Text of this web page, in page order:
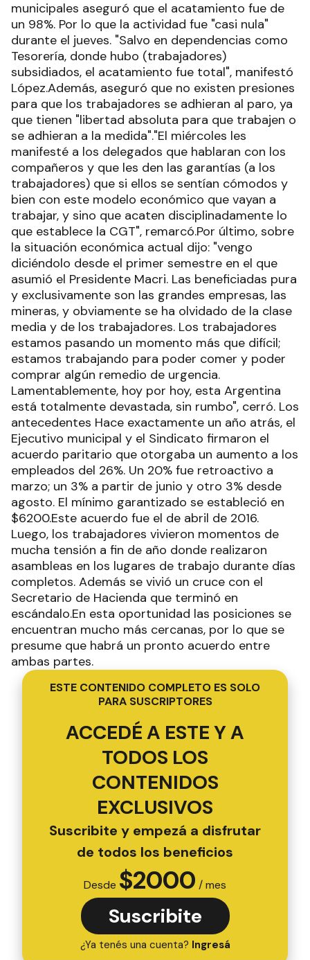
municipales aseguró que el acatamiento fue de
un 98%. Por lo que la actividad fue "casi nula"
durante el jueves. "Salvo en dependencias como
Tesorería, donde hubo (trabajadores)
subsidiados, el acatamiento fue total", manifestó
López.Además, aseguró que no existen presiones
para que los trabajadores se adhieran al paro, ya
que tienen "libertad absoluta para que trabajen o
se adhieran a la medida"."El miércoles les
manifesté a los delegados que hablaran con los
compañeros y que les den las garantías (a los
trabajadores) que si ellos se sentían cómodos y
bien con este modelo económico que vayan a
trabajar, y sino que acaten disciplinadamente lo
que establece la CGT", remarcó.Por último, sobre
la situación económica actual dijo: "vengo
diciéndolo desde el primer semestre en el que
asumió el Presidente Macri. Las beneficiadas pura
y exclusivamente son las grandes empresas, las
mineras, y obviamente se ha olvidado de la clase
media y de los trabajadores. Los trabajadores
estamos pasando un momento más que difícil;
estamos trabajando para poder comer y poder
comprar algún remedio de urgencia.
Lamentablemente, hoy por hoy, esta Argentina
está totalmente devastada, sin rumbo", cerró. Los
antecedentes Hace exactamente un año atrás, el
Ejecutivo municipal y el Sindicato firmaron el
acuerdo paritario que otorgaba un aumento a los
empleados del 26%. Un 20% fue retroactivo a
marzo; un 3% a partir de junio y otro 3% desde
agosto. El mínimo garantizado se estableció en
$6200.Este acuerdo fue el de abril de 2016.
Luego, los trabajadores vivieron momentos de
mucha tensión a fin de año donde realizaron
asambleas en los lugares de trabajo durante días
completos. Además se vivió un cruce con el
Secretario de Hacienda que terminó en
escándalo.En esta oportunidad las posiciones se
encuentran mucho más cercanas, por lo que se
presume que habrá un pronto acuerdo entre
ambas partes.
ESTE CONTENIDO COMPLETO ES SOLO
PARA SUSCRIPTORES
ACCEDÉ A ESTE Y A
TODOS LOS
CONTENIDOS
EXCLUSIVOS
Suscribite y empezá a disfrutar
de todos los beneficios
Desde $2000 / mes
Suscribite
¿Ya tenés una cuenta? Ingresá